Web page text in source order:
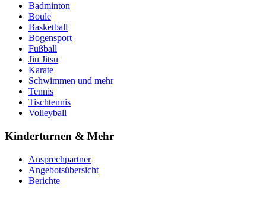
Badminton
Boule
Basketball
Bogensport
Fußball
Jiu Jitsu
Karate
Schwimmen und mehr
Tennis
Tischtennis
Volleyball
Kinderturnen & Mehr
Ansprechpartner
Angebotsübersicht
Berichte